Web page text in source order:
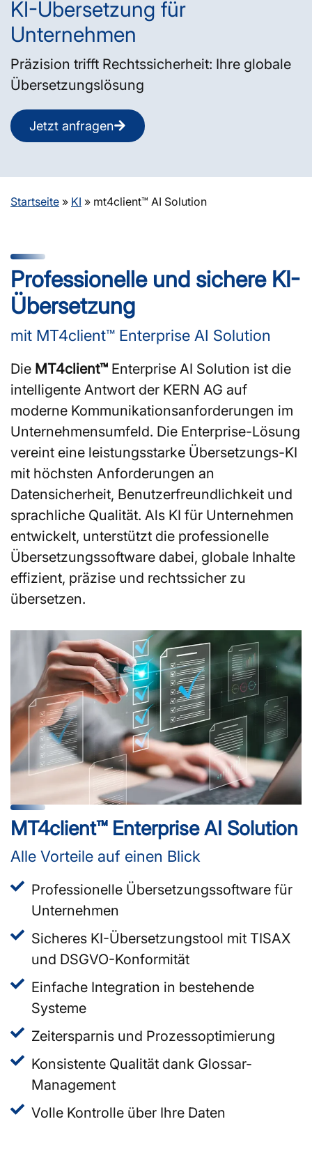
KI-Übersetzung für
Unternehmen
Präzision trifft Rechtssicherheit: Ihre globale
Übersetzungslösung
Jetzt anfragen
Startseite » KI » mt4client™ AI Solution
Professionelle und sichere KI-
Übersetzung
mit MT4client™ Enterprise AI Solution
Die MT4client™ Enterprise AI Solution ist die
intelligente Antwort der KERN AG auf
moderne Kommunikationsanforderungen im
Unternehmensumfeld. Die Enterprise-Lösung
vereint eine leistungsstarke Übersetzungs-KI
mit höchsten Anforderungen an
Datensicherheit, Benutzerfreundlichkeit und
sprachliche Qualität. Als KI für Unternehmen
entwickelt, unterstützt die professionelle
Übersetzungssoftware dabei, globale Inhalte
effizient, präzise und rechtssicher zu
übersetzen.
MT4client™ Enterprise AI Solution
Alle Vorteile auf einen Blick
Professionelle Übersetzungssoftware für
Unternehmen
Sicheres KI-Übersetzungstool mit TISAX
und DSGVO-Konformität
Einfache Integration in bestehende
Systeme
Zeitersparnis und Prozessoptimierung
Konsistente Qualität dank Glossar-
Management
Volle Kontrolle über Ihre Daten